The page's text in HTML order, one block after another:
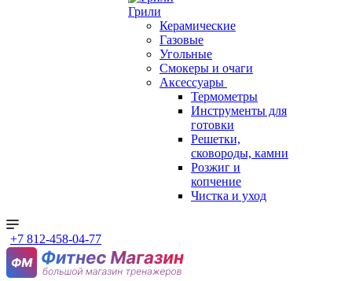
Грили
Керамические
Газовые
Угольные
Смокеры и очаги
Аксессуары
Термометры
Инструменты для
готовки
Решетки,
сковороды, камни
Розжиг и
копчение
Чистка и уход
+7 812-458-04-77